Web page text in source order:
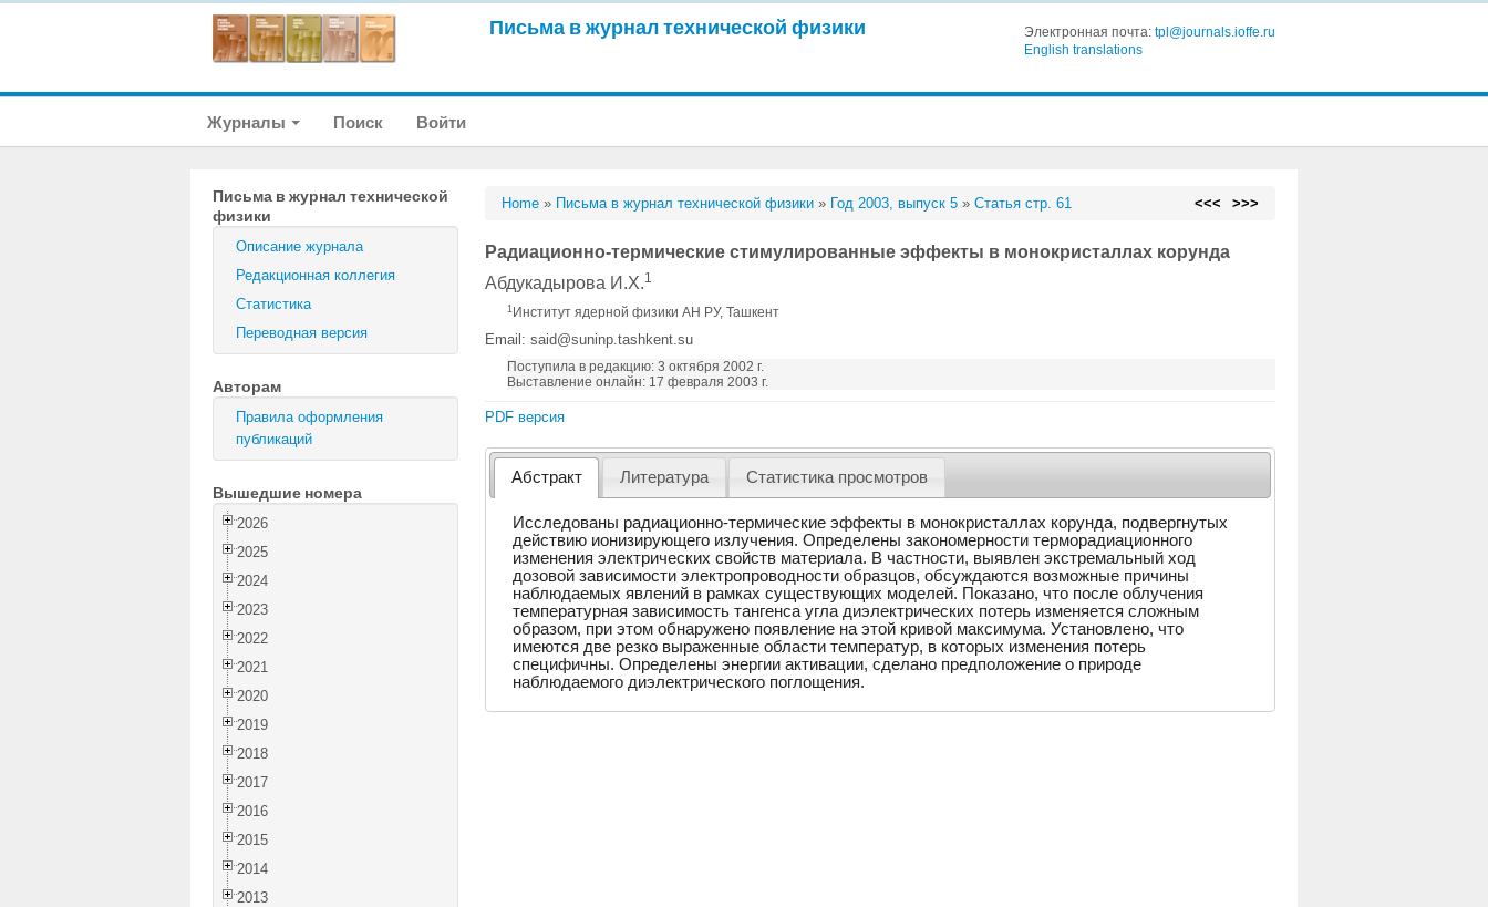
Письма в журнал технической физики Электронная почта: tpl@journals.ioffe.ru
English translations
Журналы Поиск Войти
Письма в журнал технической
физики
Описание журнала
Редакционная коллегия
Статистика
Переводная версия
Авторам
Правила оформления
публикаций
Вышедшие номера
2026
2025
2024
2023
2022
2021
2020
2019
2018
2017
2016
2015
2014
2013
Home » Письма в журнал технической физики » Год 2003, выпуск 5 »Статья стр. 61 <<< >>>
Радиационно-термические стимулированные эффекты в монокристаллах корунда
Абдукадырова И.Х.1
1 Институт ядерной физики АН РУ, Ташкент
Email: said@suninp.tashkent.su
Поступила в редакцию: 3 октября 2002 г.
Выставление онлайн: 17 февраля 2003 г.
PDF версия
Абстракт Литература Статистика просмотров
Исследованы радиационно-термические эффекты в монокристаллах корунда, подвергнутых
действию ионизирующего излучения. Определены закономерности терморадиационного
изменения электрических свойств материала. В частности, выявлен экстремальный ход
дозовой зависимости электропроводности образцов, обсуждаются возможные причины
наблюдаемых явлений в рамках существующих моделей. Показано, что после облучения
температурная зависимость тангенса угла диэлектрических потерь изменяется сложным
образом, при этом обнаружено появление на этой кривой максимума. Установлено, что
имеются две резко выраженные области температур, в которых изменения потерь
специфичны. Определены энергии активации, сделано предположение о природе
наблюдаемого диэлектрического поглощения.